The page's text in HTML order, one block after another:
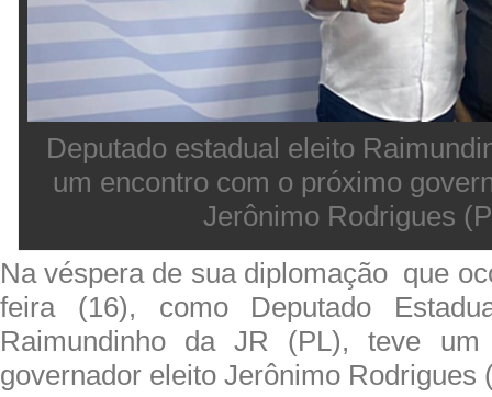
Deputado estadual eleito
um encontro com o próximo
Jerônimo Rodrigues
Na véspera de sua diplomação que
feira (16), como Deputado
Raimundinho da JR (PL), teve
governador eleito Jerônimo Rodrigues